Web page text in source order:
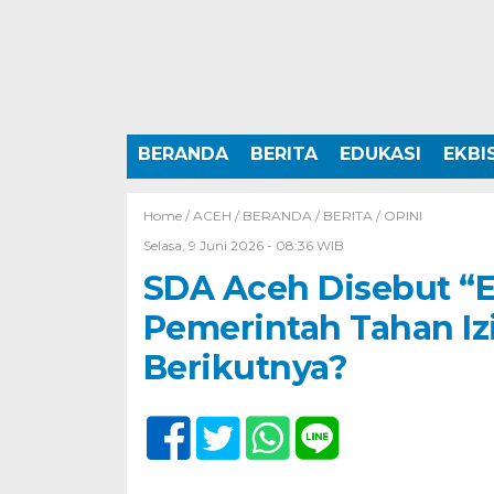
BERANDA BERITA EDUKASI
Home / ACEH / BERANDA/ BERITA/ OPINI
Selasa, 9 Juni 2026 - 08:36 WIB
SDA Aceh Disebut
Pemerintah Tahan
Berikutnya?